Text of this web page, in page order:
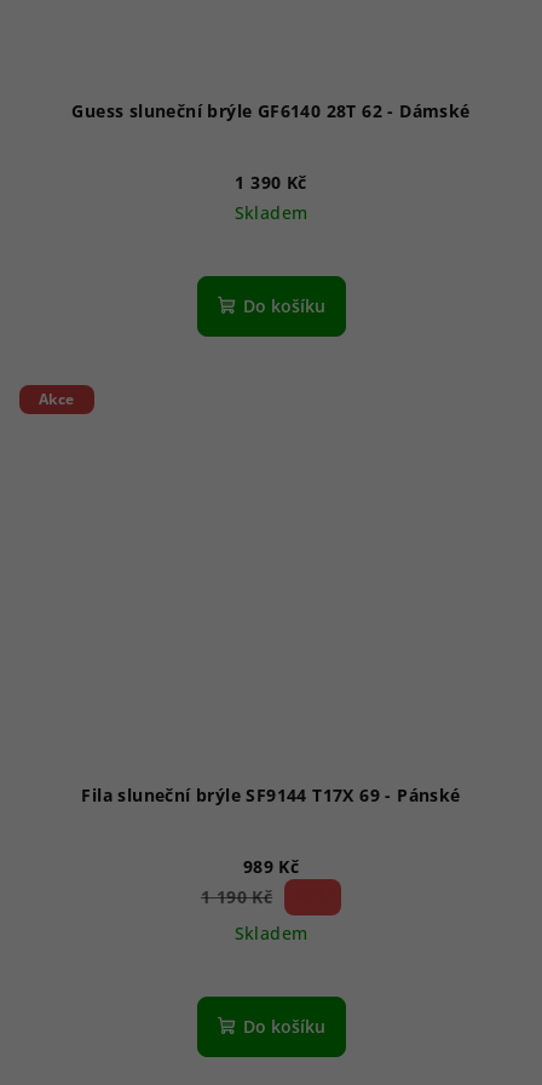
Guess sluneční brýle GF6140 28T 62 - Dámské
1 390 Kč
Skladem
Do košíku
Akce
Fila sluneční brýle SF9144 T17X 69 - Pánské
989 Kč
1 190 Kč
Skladem
hodnocení
produktu
Do košíku